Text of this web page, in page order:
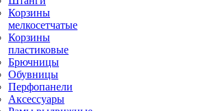
Корзины
мелкосетчатые
Корзины
пластиковые
Брючницы
Обувницы
Перфопанели
Аксессуары